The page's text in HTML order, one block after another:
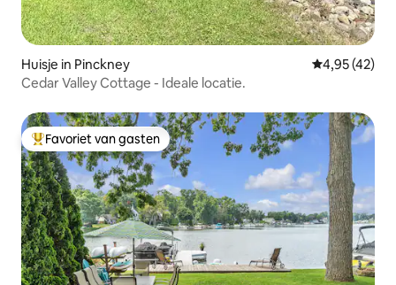
Huisje in Pinckney Gemiddelde
4,95 (42)
Cedar Valley Cottage - Ideale locatie.
Topfavoriet van gasten
Favoriet van gasten